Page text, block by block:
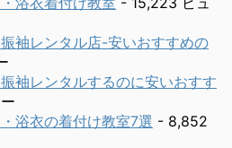
袖レンタル店-安いおすすめの
袖レンタルするのに安いおすす
浴衣の着付け教室7選 - 8,852